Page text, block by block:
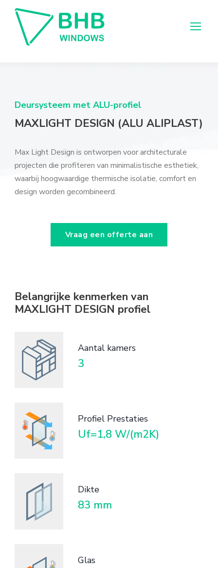
Deursysteem met ALU-profiel
MAXLIGHT DESIGN (ALU ALIPLAST)
Max Light Design is ontworpen voor architecturale
projecten die profiteren van minimalistische esthetiek,
waarbij hoogwaardige thermische isolatie, comfort en
design worden gecombineerd.
Vraag een offerte aan
Belangrijke kenmerken van
MAXLIGHT DESIGN profiel
Aantal kamers
3
Profiel Prestaties
Uf=1,8 W/(m2K)
Dikte
83 mm
Glas